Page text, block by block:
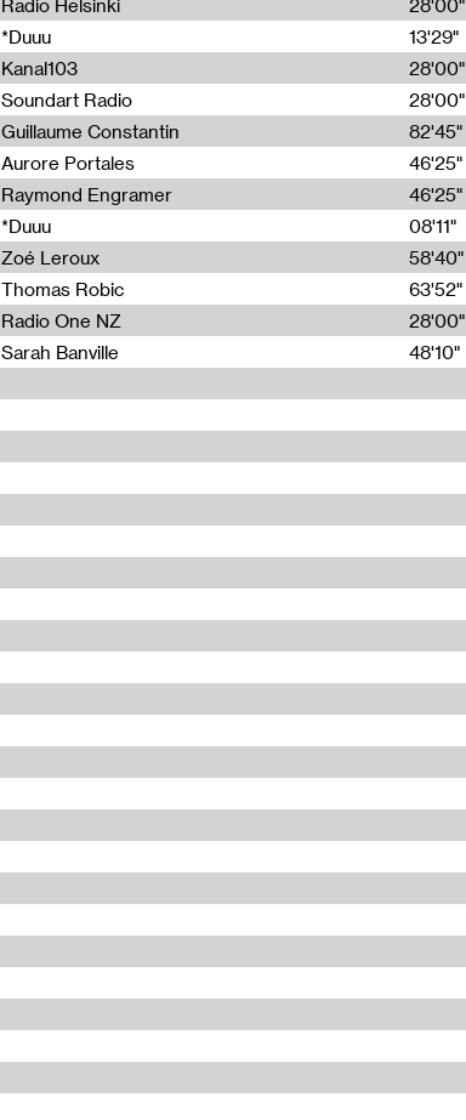
Radio Helsinki 28'00"
*Duuu 13'29"
Kanal103 28'00"
Soundart Radio 28'00"
Guillaume Constantin 82'45"
Aurore Portales 46'25"
Raymond Engramer 46'25"
*Duuu 08'11"
Zoé Leroux 58'40"
Thomas Robic 63'52"
Radio One NZ 28'00"
Sarah Banville 48'10"